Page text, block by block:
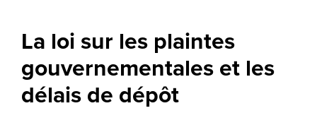
La loi sur les plaintes
gouvernementales et les
délais de dépôt